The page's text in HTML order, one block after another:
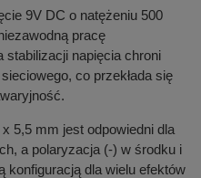
9V DC o natężeniu 500
pracę
stabilizacji napięcia chroni
co przekłada się
5,5 mm jest odpowiedni dla
a polaryzacja (-) w środku i
konfiguracją dla wielu efektów